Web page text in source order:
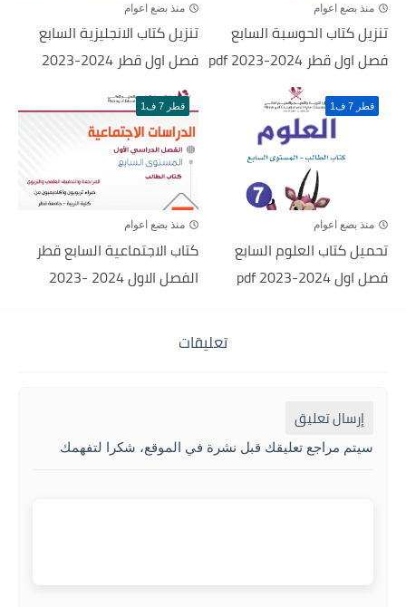
منذ بضع اعوام
تنزيل كتاب الحوسبة السابع
فصل اول قطر 2024-2023 pdf
منذ بضع اعوام
تنزيل كتاب الانجليزية السابع
فصل اول قطر 2024-2023
قطر 7 ف1
منذ بضع اعوام
تحميل كتاب العلوم السابع
فصل اول 2024-2023 pdf
قطر 7 ف1
منذ بضع اعوام
كتاب الاجتماعية السابع قطر
الفصل الاول 2024 -2023
تعليقات
إرسال تعليق
سيتم مراجع تعليقك قبل نشرة في الموقع، شكرا لتفهمك